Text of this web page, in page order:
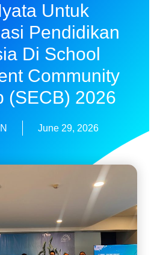
Untuk
Pendidikan
Di School
Community
(SECB) 2026
June 29, 2026